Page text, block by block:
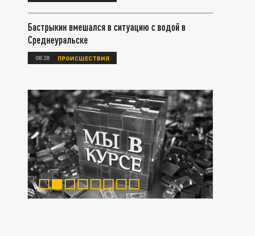
Бастрыкин вмешался в ситуацию с водой в
Среднеуральске
08:28 ПРОИСШЕСТВИЯ